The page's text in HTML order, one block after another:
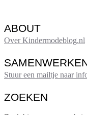
ABOUT
Over Kindermodeblog.nl
Stuur een mailtje naar
ZOEKEN